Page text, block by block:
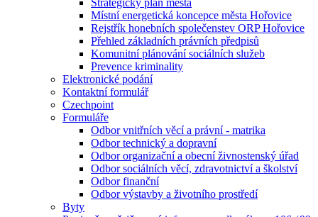
Strategický plán města
Místní energetická koncepce města Hořovice
Rejstřík honebních společenstev ORP Hořovice
Přehled základních právních předpisů
Komunitní plánování sociálních služeb
Prevence kriminality
Elektronické podání
Kontaktní formulář
Czechpoint
Formuláře
Odbor vnitřních věcí a právní - matrika
Odbor technický a dopravní
Odbor organizační a obecní živnostenský úřad
Odbor sociálních věcí, zdravotnictví a školství
Odbor finanční
Odbor výstavby a životního prostředí
Byty